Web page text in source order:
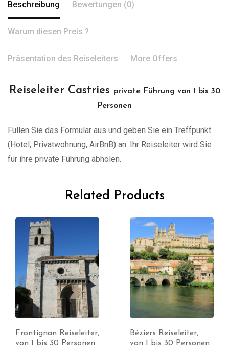
Beschreibung Bewertungen (0)
Warum diesen Preis ?
Präsentation des Reiseleiters More Offers
Reiseleiter Castries private Führung von 1 bis 30
Personen
Füllen Sie das Formular aus und geben Sie ein Treffpunkt
(Hotel, Privatwohnung, AirBnB) an. Ihr Reiseleiter wird Sie
für ihre private Führung abholen.
Related Products
Frontignan Reiseleiter,
von 1 bis 30 Personen
Béziers Reiseleiter,
von 1 bis 30 Personen